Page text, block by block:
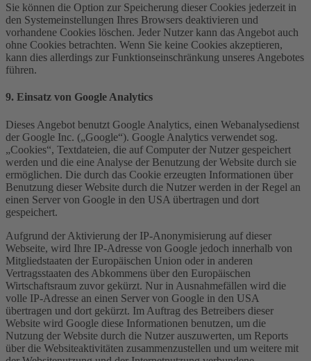
Sie können die Option zur Speicherung dieser Cookies jederzeit in
den Systemeinstellungen Ihres Browsers deaktivieren und
vorhandene Cookies löschen. Jeder Nutzer kann das Angebot auch
ohne Cookies betrachten. Wenn Sie keine Cookies akzeptieren,
kann dies allerdings zur Funktionseinschränkung unseres Angebotes
führen.
9. Einsatz von Google Analytics
Dieses Angebot benutzt Google Analytics, einen Webanalysedienst
der Google Inc. („Google“). Google Analytics verwendet sog.
„Cookies“, Textdateien, die auf Computer der Nutzer gespeichert
werden und die eine Analyse der Benutzung der Website durch sie
ermöglichen. Die durch das Cookie erzeugten Informationen über
Benutzung dieser Website durch die Nutzer werden in der Regel an
einen Server von Google in den USA übertragen und dort
gespeichert.
Aufgrund der Aktivierung der IP-Anonymisierung auf dieser
Webseite, wird Ihre IP-Adresse von Google jedoch innerhalb von
Mitgliedstaaten der Europäischen Union oder in anderen
Vertragsstaaten des Abkommens über den Europäischen
Wirtschaftsraum zuvor gekürzt. Nur in Ausnahmefällen wird die
volle IP-Adresse an einen Server von Google in den USA
übertragen und dort gekürzt. Im Auftrag des Betreibers dieser
Website wird Google diese Informationen benutzen, um die
Nutzung der Website durch die Nutzer auszuwerten, um Reports
über die Websiteaktivitäten zusammenzustellen und um weitere mit